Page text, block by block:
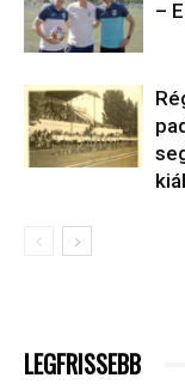
–
LEGFRISSEBB